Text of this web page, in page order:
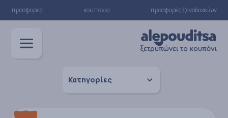
προσφορές κουπόνια προσφορές ξενοδοχείων
Κατηγορίες